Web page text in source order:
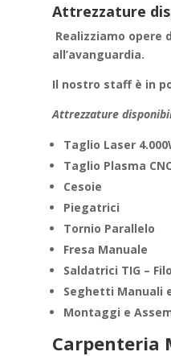
Attrezzature
Realizziamo opere
all’avanguardia.
Il nostro staff è in
Attrezzature
Taglio Laser
Taglio Plasma CNC
Cesoie
Piegatrici
Tornio Parallelo
Fresa Manuale
Saldatrici TIG –
Seghetti Manuali
Montaggi e
Carpenteria